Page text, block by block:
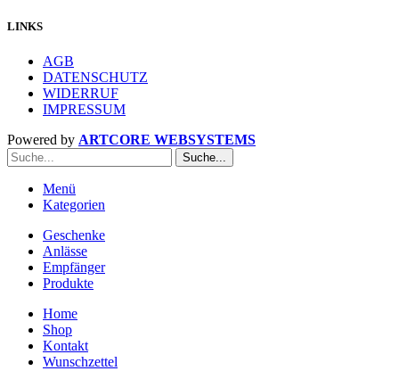
LINKS
AGB
DATENSCHUTZ
WIDERRUF
IMPRESSUM
Powered by ARTCORE WEBSYSTEMS
Suche...
Menü
Kategorien
Geschenke
Anlässe
Empfänger
Produkte
Home
Shop
Kontakt
Wunschzettel